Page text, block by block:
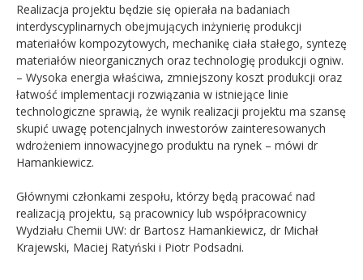
Realizacja projektu będzie się opierała na badaniach
interdyscyplinarnych obejmujących inżynierię produkcji
materiałów kompozytowych, mechanikę ciała stałego, syntezę
materiałów nieorganicznych oraz technologię produkcji ogniw.
– Wysoka energia właściwa, zmniejszony koszt produkcji oraz
łatwość implementacji rozwiązania w istniejące linie
technologiczne sprawią, że wynik realizacji projektu ma szansę
skupić uwagę potencjalnych inwestorów zainteresowanych
wdrożeniem innowacyjnego produktu na rynek – mówi dr
Hamankiewicz.
Głównymi członkami zespołu, którzy będą pracować nad
realizacją projektu, są pracownicy lub współpracownicy
Wydziału Chemii UW: dr Bartosz Hamankiewicz, dr Michał
Krajewski, Maciej Ratyński i Piotr Podsadni.